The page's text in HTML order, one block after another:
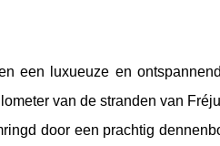
een luxueuze en
van de stranden van
door een prachtig